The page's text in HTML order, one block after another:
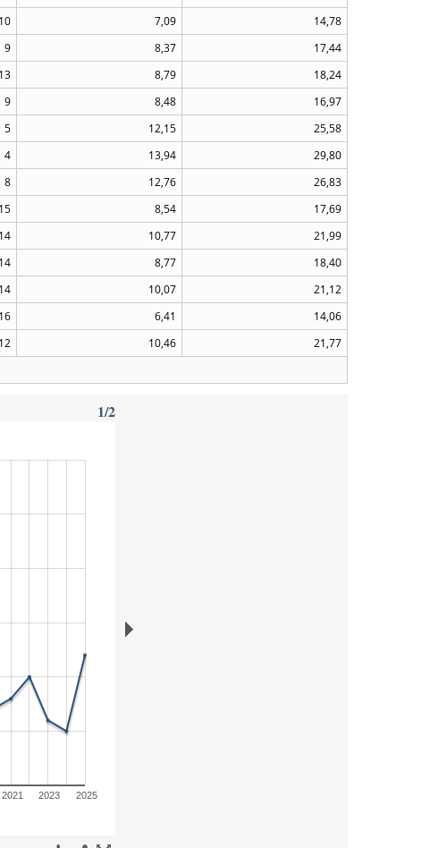
10 7,09
14,78
9 8,37
17,44
13 8,79
18,24
9 8,48
16,97
5 12,15
25,58
4 13,94
29,80
8 12,76
26,83
15 8,54
17,69
14 10,77
21,99
14 8,77
18,40
14 10,07
21,12
16 6,41
14,06
12 10,46
21,77